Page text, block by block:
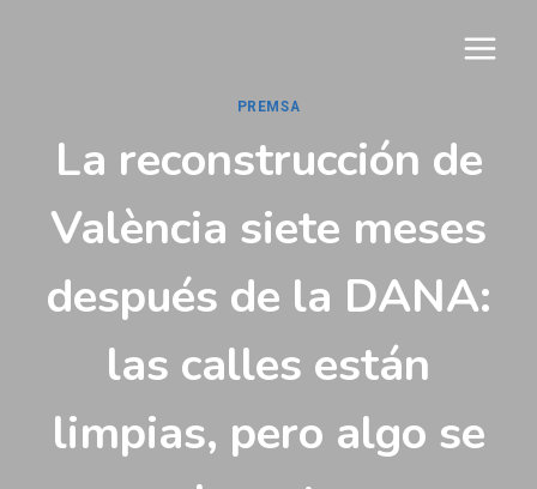
PREMSA
La reconstrucción de
València siete meses
después de la DANA:
las calles están
limpias, pero algo se